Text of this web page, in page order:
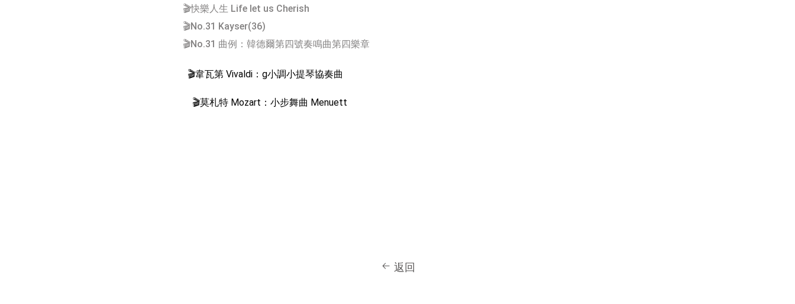
🎬快樂人生 Life let us Cherish
🎬No.31 Kayser(36)
🎬No.31 曲例：韓德爾第四號奏鳴曲第四樂章
🎬韋瓦第 Vivaldi：g小調小提琴協奏曲
🎬莫札特 Mozart：小步舞曲 Menuett
返回